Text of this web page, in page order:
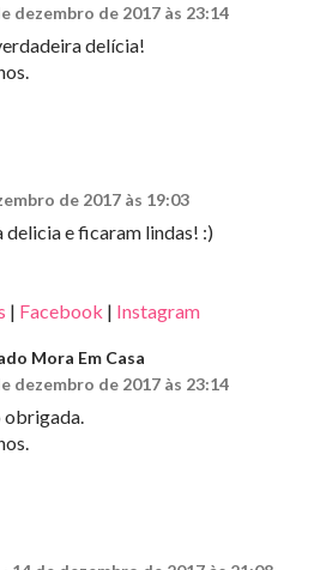
dezembro de 2017 às 23:14
delícia!
de 2017 às 19:03
delicia e ficaram lindas! :)
| Facebook | Instagram
Mora Em Casa
dezembro de 2017 às 23:14